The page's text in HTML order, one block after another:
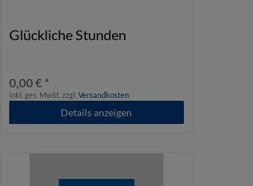
Glückliche Stunden
0,00 € *
inkl. ges. MwSt. zzgl.Versandkosten
Details anzeigen